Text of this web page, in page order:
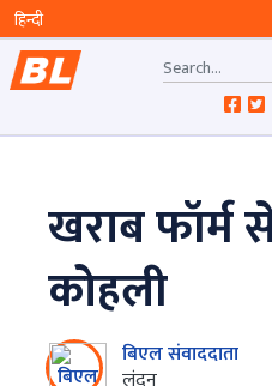
खराब फॉर्म
कोहली
बिएल संवाददाता